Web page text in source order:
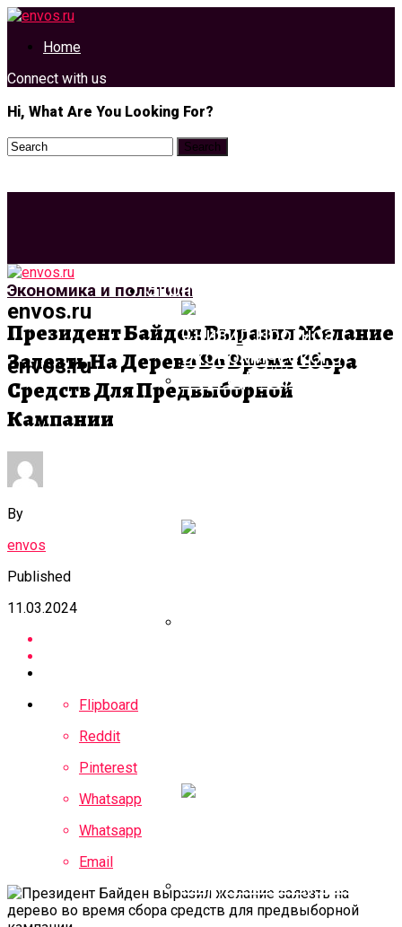
Home
Connect with us
Hi, What Are You Looking For?
envos.ru
envos.ru
Экономика И Политика
Экономика и политика
Президент Байден Выразил Желание
Залезть На Дерево Во Время Сбора
Средств Для Предвыборной
Кампании
By
envos
Published
11.03.2024
Flipboard
Reddit
Pinterest
Whatsapp
Whatsapp
Email